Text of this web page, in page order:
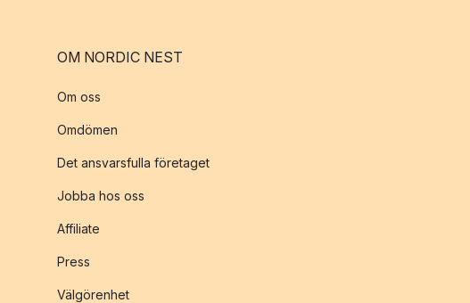
OM NORDIC NEST
Om oss
Omdömen
Det ansvarsfulla företaget
Jobba hos oss
Affiliate
Press
Välgörenhet